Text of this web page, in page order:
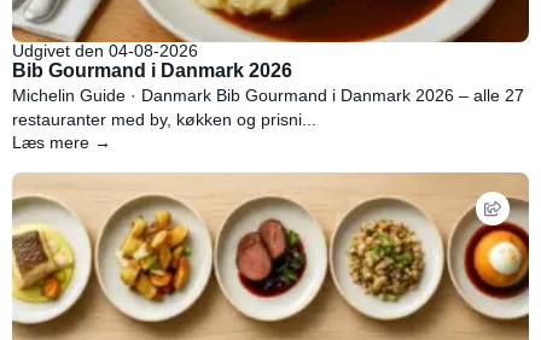
Udgivet den 04-08-2026
Bib Gourmand i Danmark 2026
Michelin Guide · Danmark Bib Gourmand i Danmark 2026 – alle 27
restauranter med by, køkken og prisni...
Læs mere →